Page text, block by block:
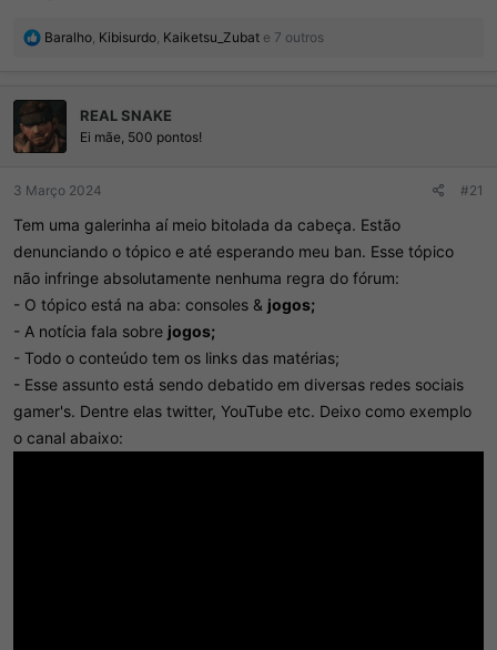
Visualizar anexo 379964
R
e
s
Baralho Kibisurdo Kaiketsu_Zubat e 7 outros
REAL SNAKE
Ei mãe, 500 pontos!
3 Março 2024 #21
Tem uma galerinha aí meio bitolada da cabeça. Estão
denunciando o tópico e até esperando meu ban. Esse tópico
não infringe absolutamente nenhuma regra do fórum:
- O tópico está na aba: consoles & jogos;
- A notícia fala sobre jogos;
- Todo o conteúdo tem os links das matérias;
- Esse assunto está sendo debatido em diversas redes sociais
gamer's. Dentre elas twitter, YouTube etc. Deixo como exemplo
o canal abaixo: